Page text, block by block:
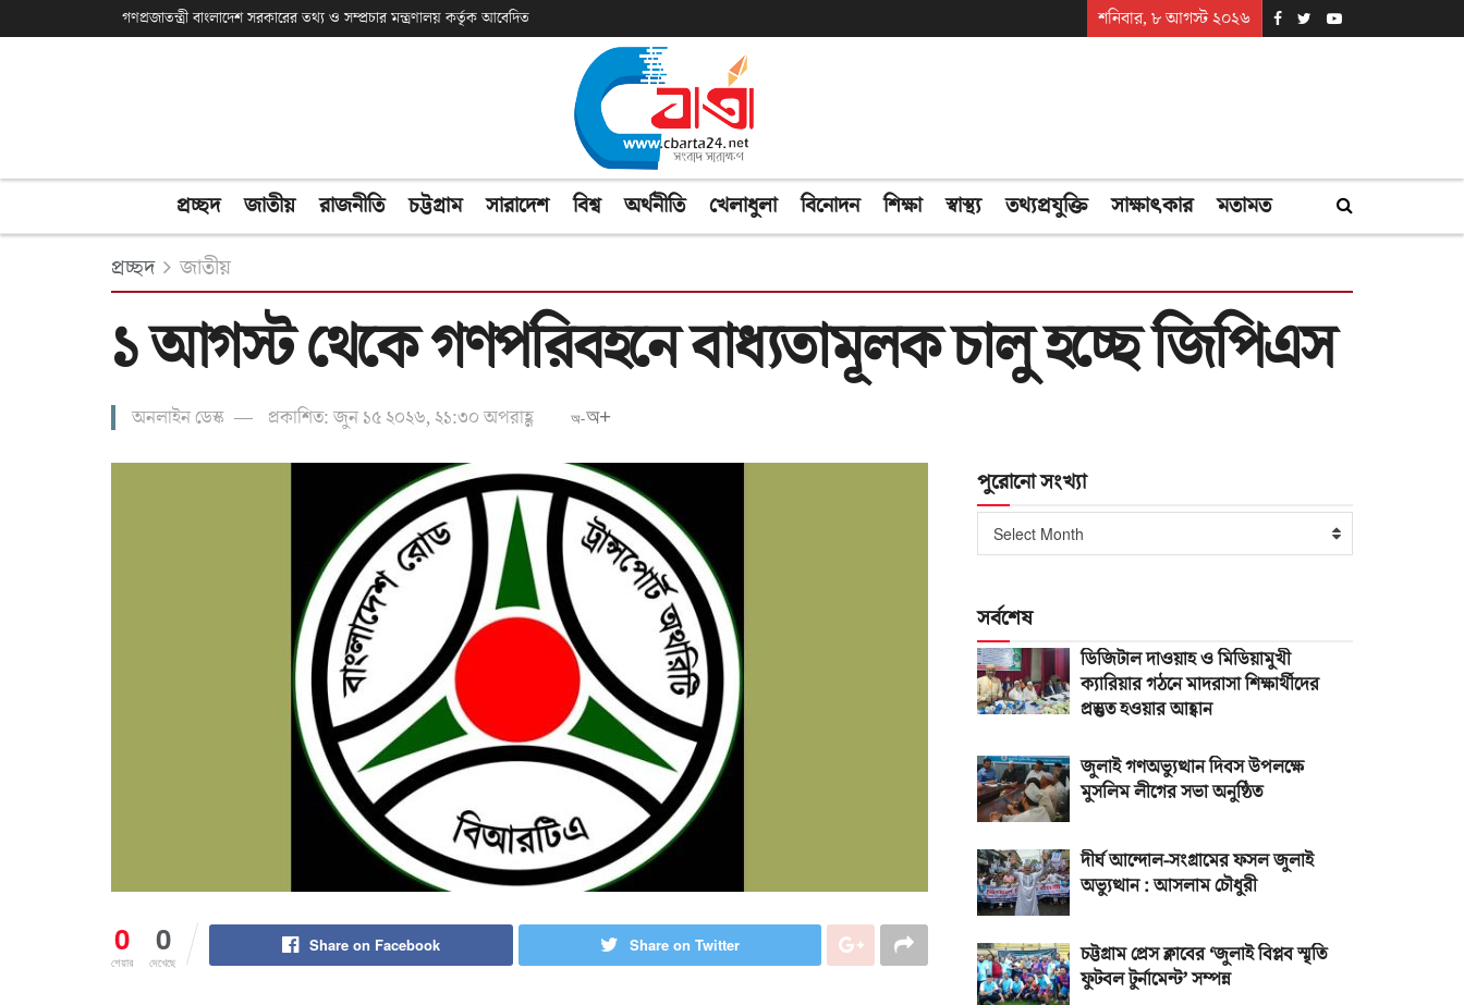
গণপ্রজাতন্ত্রী বাংলাদেশ সরকারের তথ্য ও সম্প্রচার মন্ত্রণালয় কর্তৃক আবেদিত শনিবার, ৮ আগস্ট ২০২৬
প্রচ্ছদ জাতীয় রাজনীতি চট্টগ্রাম সারাদেশ বিশ্ব অর্থনীতি খেলাধুলা বিনোদন শিক্ষা স্বাস্থ্য তথ্যপ্রযুক্তি সাক্ষাৎকার মতামত
প্রচ্ছদ জাতীয়
১ আগস্ট থেকে গণপরিবহনে বাধ্যতামূলক চালু হচ্ছে জিপিএস
অনলাইন ডেস্ক প্রকাশিত: জুন ১৫ ২০২৬, ২১:৩০ অপরাহ্ণ অ-অ+
0
শেয়ার
0
দেখেছে
Share on Facebook Share on Twitter
পুরোনো সংখ্যা
পুরোনো
সংখ্যা
Select Month
সর্বশেষ
ডিজিটাল দাওয়াহ ও মিডিয়ামুখী
ক্যারিয়ার গঠনে মাদরাসা শিক্ষার্থীদের
প্রস্তুত হওয়ার আহ্বান
জুলাই গণঅভ্যুত্থান দিবস উপলক্ষে
মুসলিম লীগের সভা অনুষ্ঠিত
দীর্ঘ আন্দোল-সংগ্রামের ফসল জুলাই
অভ্যুত্থান : আসলাম চৌধুরী
চট্টগ্রাম প্রেস ক্লাবের ‘জুলাই বিপ্লব স্মৃতি
ফুটবল টুর্নামেন্ট’ সম্পন্ন